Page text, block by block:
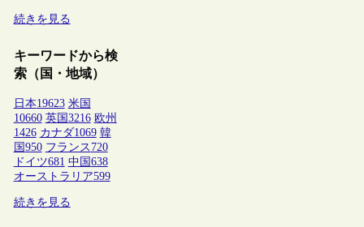
続きを見る
キーワードから検
索（国・地域）
日本19623 米国
10660 英国3216 欧州
1426 カナダ1069 韓
国950 フランス 720
ドイツ681 中国638
オーストラリア599
続きを見る